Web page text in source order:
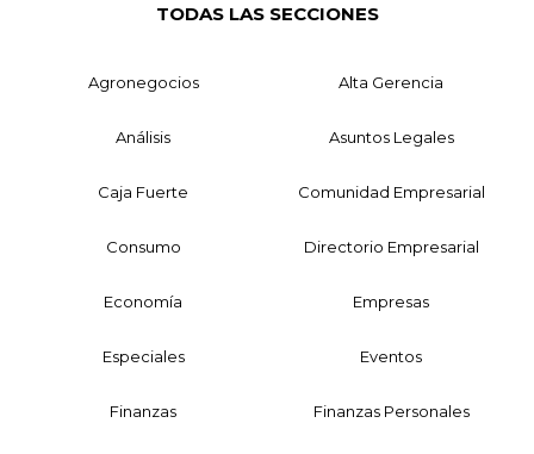
TODAS LAS SECCIONES
Agronegocios Alta Gerencia
Análisis Asuntos Legales
Caja Fuerte Comunidad Empresarial
Consumo Directorio Empresarial
Economía Empresas
Especiales Eventos
Finanzas Finanzas Personales